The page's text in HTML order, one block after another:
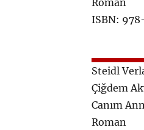
Roman
ISBN:
Steidl
Çiğdem
Canım
Roman